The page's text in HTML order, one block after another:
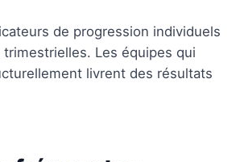
de progression individuels
Les équipes qui
livrent des résultats